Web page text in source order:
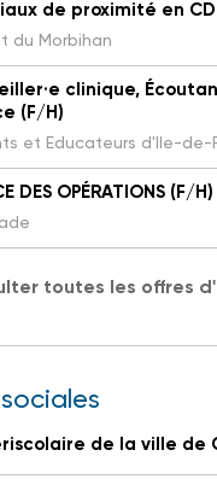
de proximité en
du Morbihan
clinique,
(F/H)
et Educateurs d'Ile-de-
DES OPÉRATIONS (F/H)
toutes les offres
de la ville de